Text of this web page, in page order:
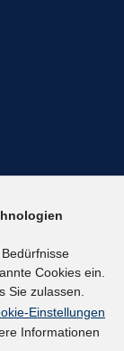
Cookies ein.
Sie zulassen.
Einstellungen
Informationen